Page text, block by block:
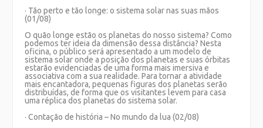
· Tão perto e tão longe: o sistema solar nas suas mãos
(01/08)
O quão longe estão os planetas do nosso sistema? Como
podemos ter ideia da dimensão dessa distância? Nesta
oficina, o público será apresentado a um modelo de
sistema solar onde a posição dos planetas e suas órbitas
estarão evidenciadas de uma forma mais imersiva e
associativa com a sua realidade. Para tornar a atividade
mais encantadora, pequenas figuras dos planetas serão
distribuídas, de forma que os visitantes levem para casa
uma réplica dos planetas do sistema solar.
· Contação de história – No mundo da lua (02/08)